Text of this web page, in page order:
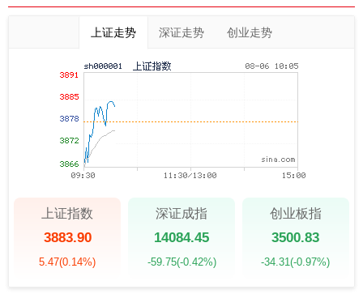
上证走势 深证走势 创业走势
上证指数
3883.90
5.47(0.14%)
深证成指
14084.45
-59.75(-0.42%)
创业板指
3500.83
-34.31(-0.97%)